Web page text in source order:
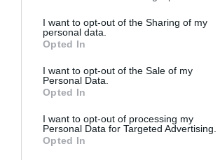
I want to opt-out of the Sharing of my
personal data.
Opted In
I want to opt-out of the Sale of my
Personal Data.
Opted In
I want to opt-out of processing my
Personal Data for Targeted Advertising.
Opted In